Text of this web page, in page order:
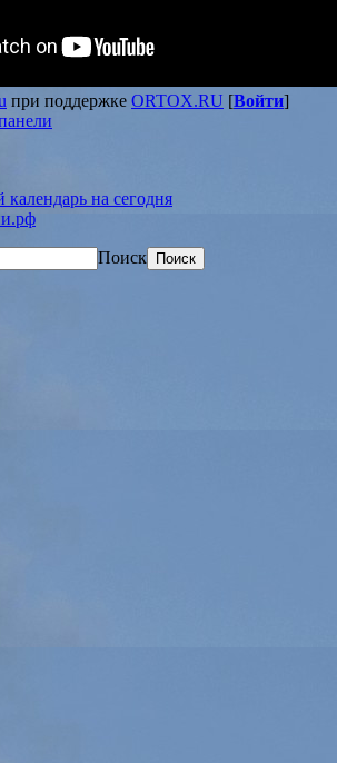
при поддержке ORTOX.RU [Войти]
на сегодня
Поиск